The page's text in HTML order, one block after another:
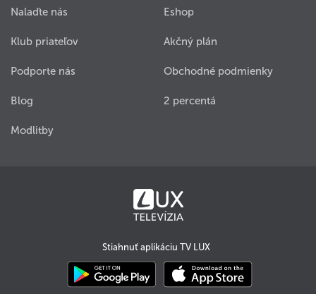
Nalaďte nás
Klub priateľov
Podporte nás
Blog
Modlitby
Eshop
Akčný plán
Obchodné podmienky
2 percentá
Stiahnuť aplikáciu TV LUX